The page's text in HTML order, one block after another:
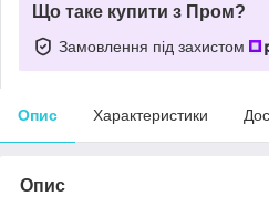
Що таке купити з Пром?
Замовлення під захистом
Опис Характеристики
Опис